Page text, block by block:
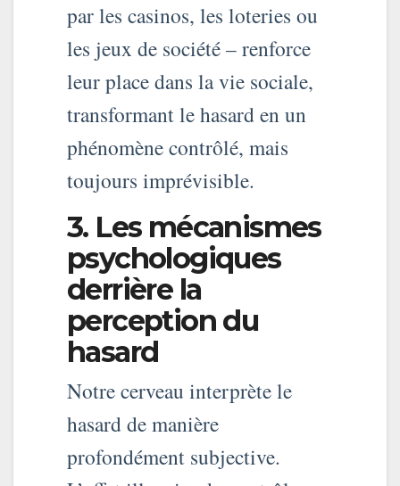
par les casinos, les loteries ou
les jeux de société – renforce
leur place dans la vie sociale,
transformant le hasard en un
phénomène contrôlé, mais
toujours imprévisible.
3. Les mécanismes
psychologiques
derrière la
perception du
hasard
Notre cerveau interprète le
hasard de manière
profondément subjective.